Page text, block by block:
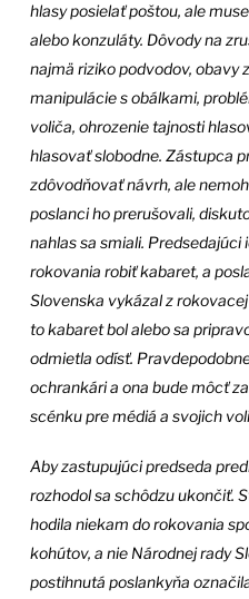
hlasy posielať poštou, ale
alebo konzuláty. Dôvody na
najmä riziko podvodov, obavy
manipulácie s obálkami,
voliča, ohrozenie tajnosti
hlasovať slobodne. Zástupca
zdôvodňovať návrh, ale
poslanci ho prerušovali,
nahlas sa smiali. Predsedajúci
rokovania robiť kabaret, a
Slovenska vykázal z
to kabaret bol alebo sa
odmietla odísť.
ochrankári a ona bude môcť
scénku pre médiá a svojich
Aby zastupujúci predseda
rozhodol sa schôdzu ukončiť.
hodila niekam do rokovania
kohútov, a nie Národnej rady
postihnutá poslankyňa